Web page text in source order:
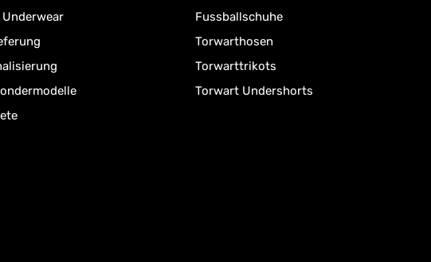
Underwear
Fussballschuhe
Torwarthosen
Torwarttrikots
Torwart Undershorts